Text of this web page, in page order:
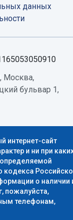
данных
Москва,
бульвар 1,
интернет-сайт
и ни при
определяемой
кодекса
о наличии
пожалуйста,
телефонам,